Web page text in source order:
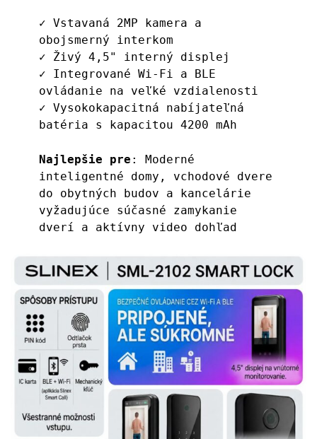
✓ Vstavaná 2MP kamera a
obojsmerný interkom
✓ Živý 4,5" interný displej
✓ Integrované Wi-Fi a BLE
ovládanie na veľké vzdialenosti
✓ Vysokokapacitná nabíjateľná
batéria s kapacitou 4200 mAh
Najlepšie pre : Moderné
inteligentné domy, vchodové dvere
do obytných budov a kancelárie
vyžadujúce súčasné zamykanie
dverí a aktívny video dohľad